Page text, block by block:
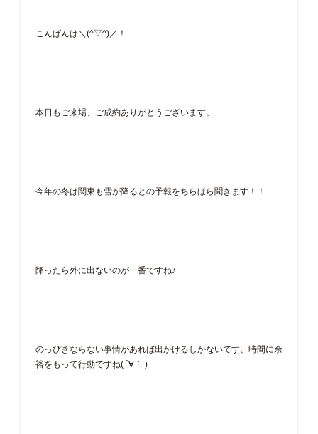
こんばんは＼(^▽^)／！
本日もご来場、ご成約ありがとうございます。
今年の冬は関東も雪が降るとの予報をちらほら聞きます！！
降ったら外に出ないのが一番ですね♪
のっぴきならない事情があれば出かけるしかないです、時間に余
裕をもって行動ですね( ´∀｀ )